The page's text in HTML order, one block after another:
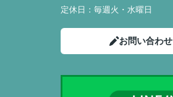
定休日： 毎週火・水曜日
お問い合わせ